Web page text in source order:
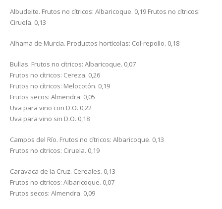
Albudeite. Frutos no cítricos: Albaricoque. 0,19 Frutos no cítricos:
Ciruela. 0,13
Alhama de Murcia. Productos hortícolas: Col-repollo. 0,18
Bullas. Frutos no cítricos: Albaricoque. 0,07
Frutos no cítricos: Cereza. 0,26
Frutos no cítricos: Melocotón. 0,19
Frutos secos: Almendra. 0,05
Uva para vino con D.O. 0,22
Uva para vino sin D.O. 0,18
Campos del Río. Frutos no cítricos: Albaricoque. 0,13
Frutos no cítricos: Ciruela. 0,19
Caravaca de la Cruz. Cereales. 0,13
Frutos no cítricos: Albaricoque. 0,07
Frutos secos: Almendra. 0,09